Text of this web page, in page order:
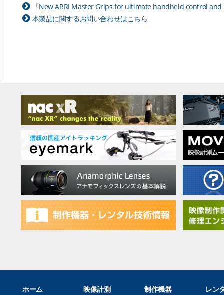
「New ARRI Master Grips for ultimate handheld control
本製品に関するお問い合わせはこちら
ホーム 映像計測 制作機器 レン